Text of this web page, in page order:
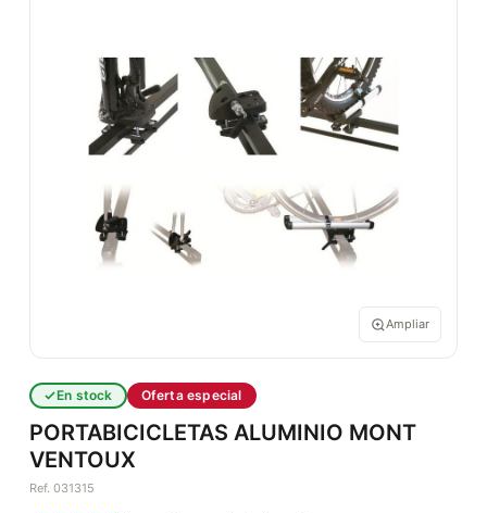
Ampliar
En stock Oferta especial
PORTABICICLETAS ALUMINIO MONT
VENTOUX
Ref. 031315